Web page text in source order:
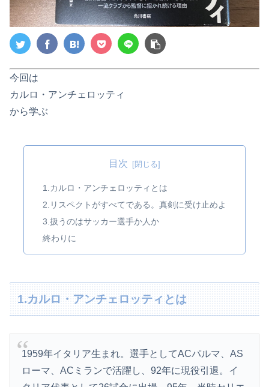
今回は
カルロ・アンチェロッティ
から学ぶ
目次
1.カルロ・アンチェロッティとは
2.リスペクトがすべてである。真剣に受け止めよ
3.扱うのはサッカー選手か人か
終わりに
1.カルロ・アンチェロッティとは
1959年イタリア生まれ。選手としてACパルマ、AS
ローマ、ACミランで活躍し、92年に現役引退。イ